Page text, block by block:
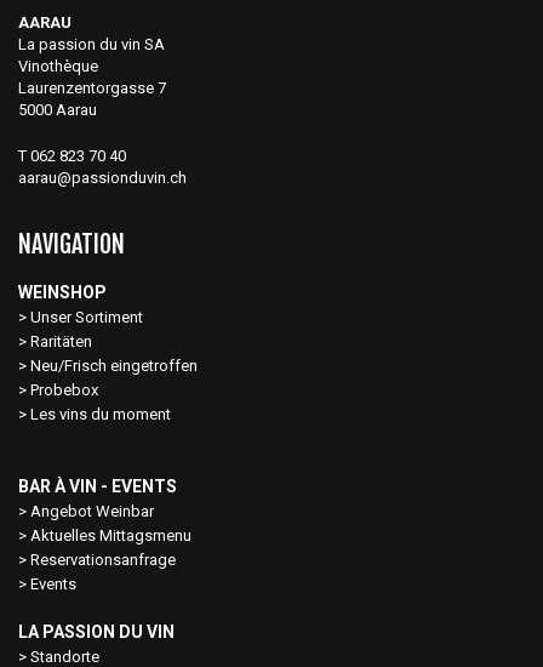
AARAU
La passion du vin SA
Vinothèque
Laurenzentorgasse 7
5000 Aarau
T 062 823 70 40
aarau@passionduvin.ch
NAVIGATION
WEINSHOP
Unser Sortiment
Raritäten
Neu/Frisch eingetroffen
Probebox
Les vins du moment
BAR À VIN - EVENTS
Angebot Weinbar
Aktuelles Mittagsmenu
Reservationsanfrage
Events
LA PASSION DU VIN
Standorte